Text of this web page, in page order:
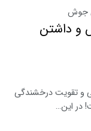
جوش
و داشتن
و تقویت درخشندگی
در این…